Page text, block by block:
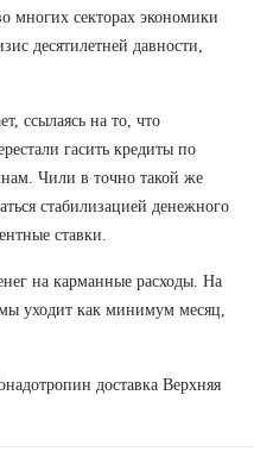
многих секторах экономики
десятилетней давности,
ссылаясь на то, что
гасить кредиты по
Чили в точно такой же
стабилизацией денежного
ставки.
на карманные расходы. На
уходит как минимум месяц,
доставка Верхняя